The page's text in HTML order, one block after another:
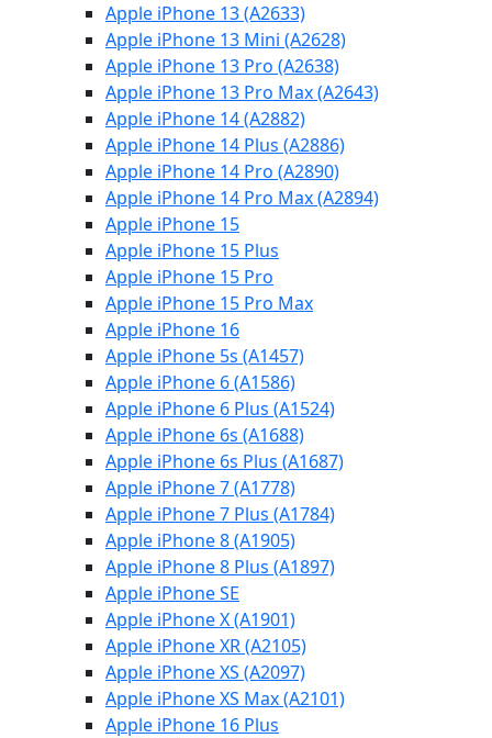
Apple iPhone 13 (A2633)
Apple iPhone 13 Mini (A2628)
Apple iPhone 13 Pro (A2638)
Apple iPhone 13 Pro Max (A2643)
Apple iPhone 14 (A2882)
Apple iPhone 14 Plus (A2886)
Apple iPhone 14 Pro (A2890)
Apple iPhone 14 Pro Max (A2894)
Apple iPhone 15
Apple iPhone 15 Plus
Apple iPhone 15 Pro
Apple iPhone 15 Pro Max
Apple iPhone 16
Apple iPhone 5s (A1457)
Apple iPhone 6 (A1586)
Apple iPhone 6 Plus (A1524)
Apple iPhone 6s (A1688)
Apple iPhone 6s Plus (A1687)
Apple iPhone 7 (A1778)
Apple iPhone 7 Plus (A1784)
Apple iPhone 8 (A1905)
Apple iPhone 8 Plus (A1897)
Apple iPhone SE
Apple iPhone X (A1901)
Apple iPhone XR (A2105)
Apple iPhone XS (A2097)
Apple iPhone XS Max (A2101)
Apple iPhone 16 Plus